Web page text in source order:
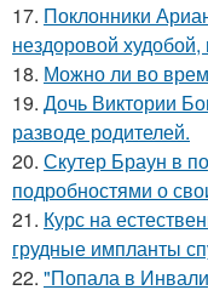
17. Поклонники
нездоровой
18. Можно ли во
19. Дочь Виктории
разводе родителей.
20. Скутер Браун в
подробностями о
21. Курс на
грудные импланты
22. "Попала в